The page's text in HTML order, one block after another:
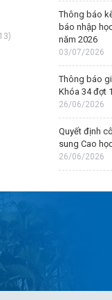
Thông báo
báo nhập
năm 2026
03/07/2026
Thông báo
Khóa 34 đợt
26/06/2026
Quyết định
sung Cao
26/06/2026